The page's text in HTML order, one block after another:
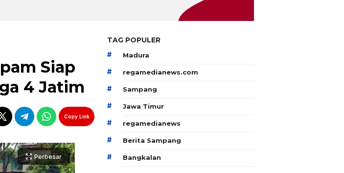
Siap
4 Jatim
Copy Link
Perbesar
TAG POPULER
# Madura
# regamedianews.com
# Sampang
# Jawa Timur
# regamedianews
# Berita Sampang
# Bangkalan